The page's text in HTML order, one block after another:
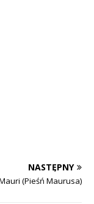
NASTĘPNY
(Pieśń Maurusa)